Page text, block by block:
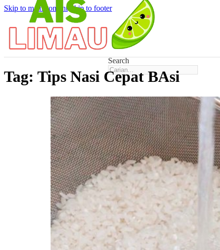
Skip to main content Skip to footer
Search
Tag: Tips Nasi Cepat BAsi